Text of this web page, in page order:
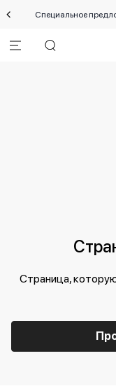
Специальное
Страница,